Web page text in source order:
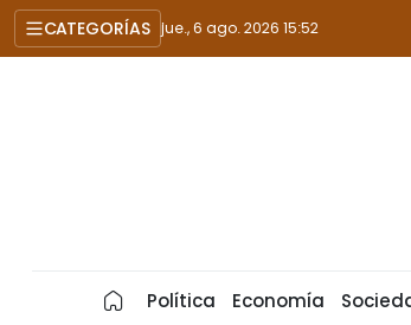
CATEGORÍAS jue., 6 ago. 2026 15:52
Política Economía